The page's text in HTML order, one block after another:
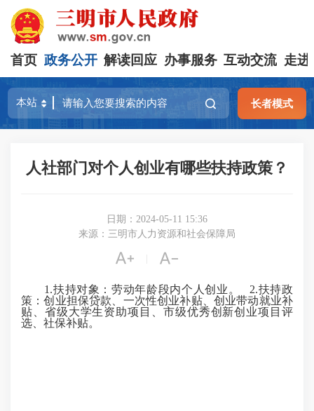
首页 政务公开 解读回应 办事服务 互动交流 走进
长者模式
人社部门对个人创业有哪些扶持政策？
日期：2024-05-11 15:36
来源：三明市人力资源和社会保障局
 
1.扶持对象：劳动年龄段内个人创业。 2.扶持政
策：创业担保贷款、一次性创业补贴、创业带动就业补
贴、省级大学生资助项目、市级优秀创新创业项目评
选、社保补贴。